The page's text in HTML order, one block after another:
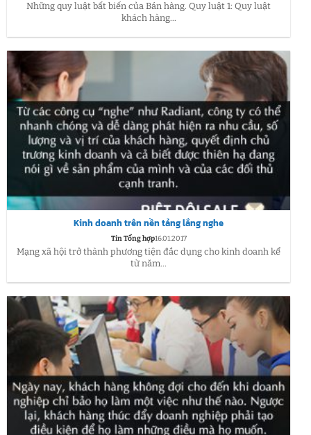
Những quy luật bất biến của Bán hàng. Quy luật 1: Quy luật
khách hàng...
Kinh doanh trên nền tảng lắng nghe
Tin Tổng hợp16.01.2017
Mạng xã hội trở thành phương tiện đắc dụng cho kinh doanh kể
từ năm...